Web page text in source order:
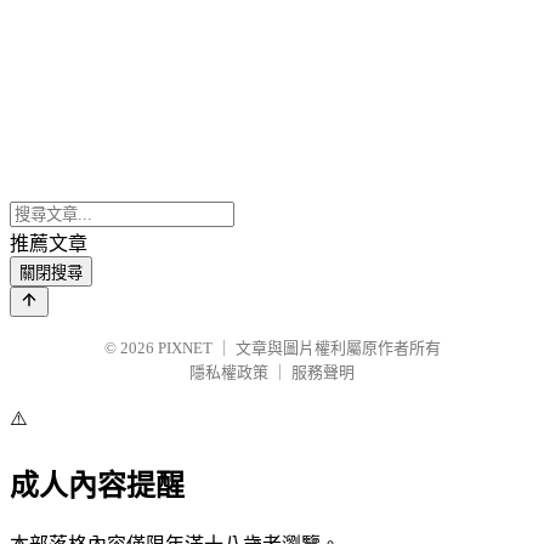
推薦文章
關閉搜尋
© 2026 PIXNET
文章與圖片權利屬原作者所有
隱私權政策
服務聲明
⚠️
成人內容提醒